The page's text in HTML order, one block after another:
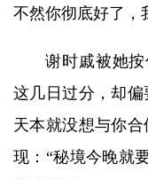
不然你彻底好了，
谢时戚被她
这几日过分，却
天本就没想与你
现：“秘境今晚就